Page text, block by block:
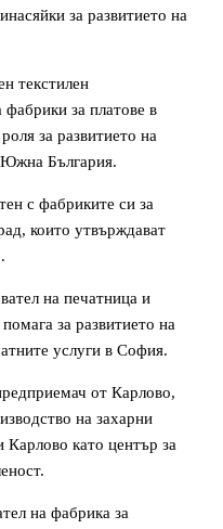
за развитието на
текстилен
фабрики за платове в
за развитието на
България.
с фабриките си за
които утвърждават
на печатница и
за развитието на
услуги в София.
от Карлово,
на захарни
Карлово като център за
на фабрика за